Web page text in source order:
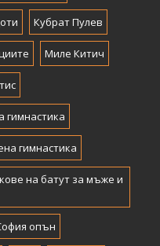
Кубрат Пулев
Миле Китич
гимнастика
гимнастика
на батут за мъже и
опън